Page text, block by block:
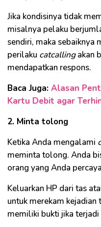
Jika kondisinya tidak
misalnya pelaku
sendiri, maka sebaiknya
perilaku catcallingakan
mendapatkan respons.
Baca Juga: Alasan
Kartu Debit agar
2. Minta tolong
Ketika Anda mengalami
meminta tolong. Anda
orang yang Anda
Keluarkan HP dari tas
untuk merekam
memiliki bukti jika